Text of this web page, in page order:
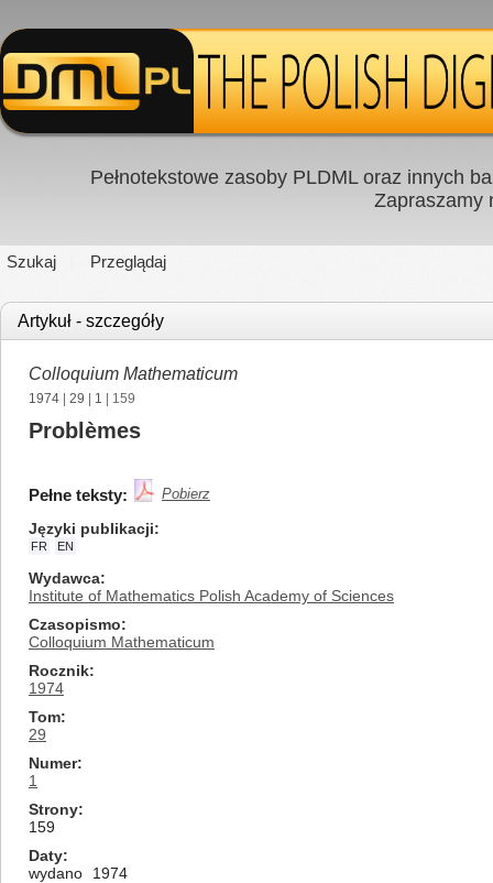
Pełnotekstowe zasoby PLDML oraz innych
Zapraszamy
Szukaj Przeglądaj
Artykuł - szczegóły
Colloquium Mathematicum
1974 29 1 | 159
Problèmes
Pełne teksty: Pobierz
Języki publikacji
FR EN
Wydawca
Institute of Mathematics Polish Academy of Sciences
Czasopismo
Colloquium Mathematicum
Rocznik
1974
Tom
29
Numer
1
Strony
159
Daty
wydano
1974